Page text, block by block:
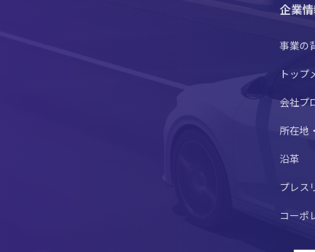
企業
事業の
トップ
会社プ
所在地
沿革
プレス
コーポ